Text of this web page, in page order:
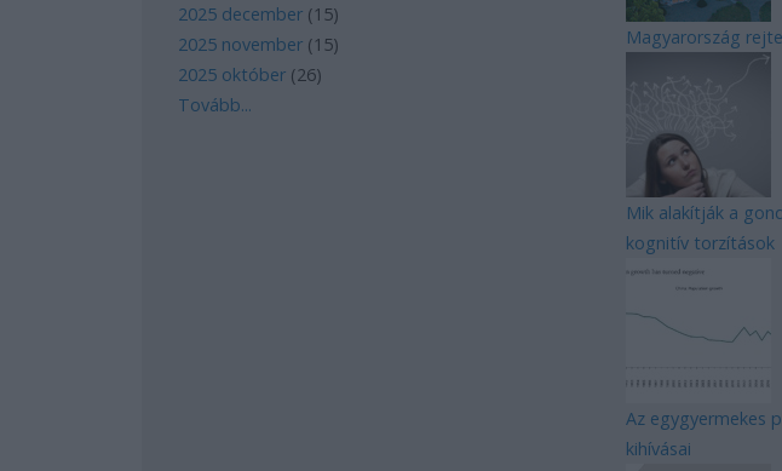
2025 december (15)
2025 november (15)
2025 október (26)
Tovább...
Magyarország
Mik alakítják a
kognitív torzítások
Az egygyermekes
kihívásai